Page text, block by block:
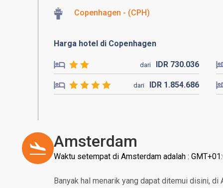
Copenhagen - (CPH)
Harga hotel di Copenhagen
dari IDR 730.036
dari IDR 1.854.686
Amsterdam
Waktu setempat di Amsterdam adalah :
Banyak hal menarik yang dapat ditemui disini,